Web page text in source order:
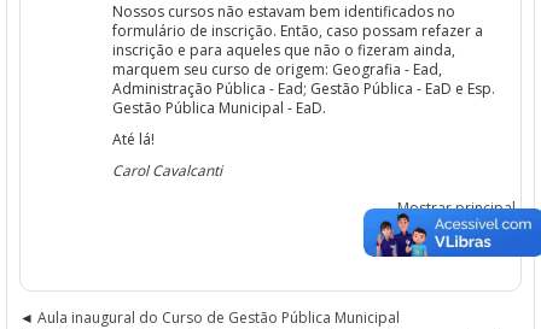
Nossos cursos não estavam bem identificados no
formulário de inscrição. Então, caso possam refazer a
inscrição e para aqueles que não o fizeram ainda,
marquem seu curso de origem: Geografia - Ead,
Administração Pública - Ead; Gestão Pública - EaD e Esp.
Gestão Pública Municipal - EaD.
Até lá!
Carol Cavalcanti
Mostrar principal
Aula inaugural do Curso de Gestão Pública Municipal